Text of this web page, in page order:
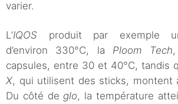
varier.
L’IQOS produit par exemple
d’environ 330°C, la Ploom Tech
capsules, entre 30 et 40°C, tandis
X, qui utilisent des sticks, montent
Du côté de glo, la température